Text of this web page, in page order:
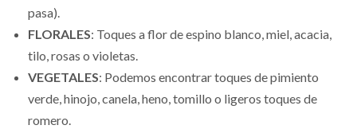
pasa).
FLORALES: Toques a flor de espino blanco, miel, acacia,
tilo, rosas o violetas.
VEGETALES: Podemos encontrar toques de pimiento
verde, hinojo, canela, heno, tomillo o ligeros toques de
romero.